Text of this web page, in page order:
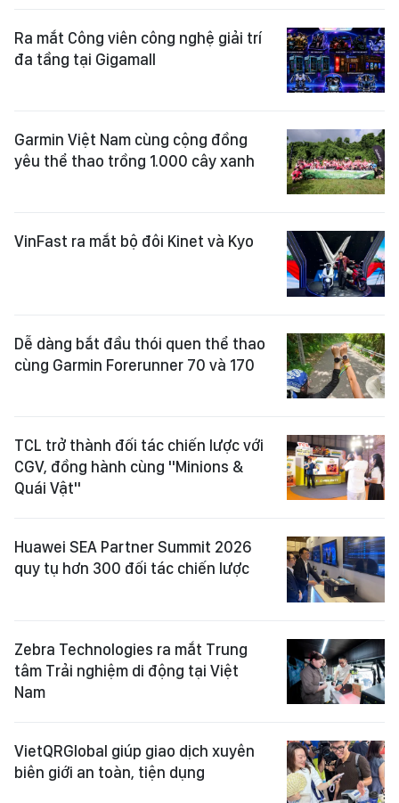
Ra mắt Công viên công nghệ giải trí
đa tầng tại Gigamall
Garmin Việt Nam cùng cộng đồng
yêu thể thao trồng 1.000 cây xanh
VinFast ra mắt bộ đôi Kinet và Kyo
Dễ dàng bắt đầu thói quen thể thao
cùng Garmin Forerunner 70 và 170
TCL trở thành đối tác chiến lược với
CGV, đồng hành cùng "Minions &
Quái Vật"
Huawei SEA Partner Summit 2026
quy tụ hơn 300 đối tác chiến lược
Zebra Technologies ra mắt Trung
tâm Trải nghiệm di động tại Việt
Nam
VietQRGlobal giúp giao dịch xuyên
biên giới an toàn, tiện dụng